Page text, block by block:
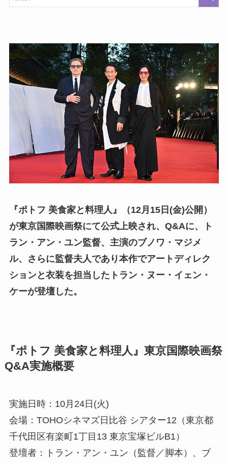
『ポトフ 美食家と料理人』（12月15日(金)公開）
が東京国際映画祭にて公式上映され、Q&Aに、ト
ラン・アン・ユン監督、主演のブノワ・マジメ
ル、さらに監督夫人であり本作でアートディレク
ションと衣装を担当したトラン・ヌー・イェン・
ケーが登壇した。
『ポトフ 美食家と料理人』東京国際映画祭
Q&A実施概要
実施日時：10月24日(火)
会場：TOHOシネマズ日比谷 シアター12（東京都
千代田区有楽町1丁目1­3 東京宝塚ビルB1）
登壇者：トラン・アン・ユン（監督／脚本）、ブ